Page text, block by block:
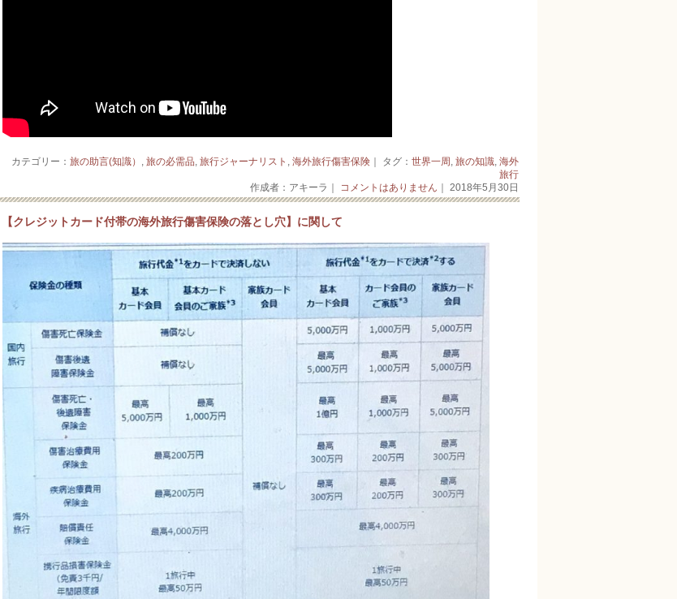
カテゴリー： 旅の助言(知識） 旅の必需品 旅行ジャーナリスト 海外旅行傷害保険｜ タグ： 世界一周 旅の知識 海外
旅行
作成者：アキーラ｜
コメントはありません ｜ 2018年5月30日
【クレジットカード付帯の海外旅行傷害保険の落とし穴】に関して